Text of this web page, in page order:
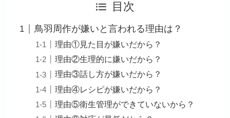
目次
鳥羽周作が嫌いと言われる理由は？
理由①見た目が嫌いだから？
理由②生理的に嫌いだから？
理由③話し方が嫌いだから？
理由④レシピが嫌いだから？
理由⑤衛生管理ができていないから？